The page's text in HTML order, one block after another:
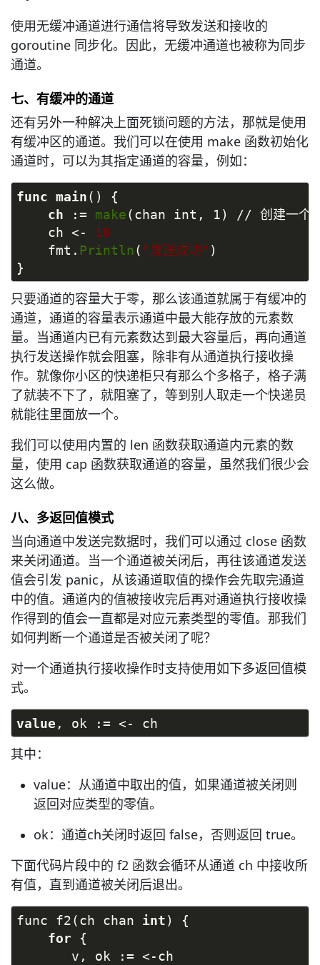
使用无缓冲通道进行通信将导致发送和接收的
goroutine 同步化。因此，无缓冲通道也被称为同步
通道。
七、有缓冲的通道
还有另外一种解决上面死锁问题的方法，那就是使用
有缓冲区的通道。我们可以在使用 make 函数初始化
通道时，可以为其指定通道的容量，例如：
func main() {
ch
:= make(chan int, 1) // 创建一个容
ch <-
10
fmt. Println ( "发送成功" )
}
只要通道的容量大于零，那么该通道就属于有缓冲的
通道，通道的容量表示通道中最大能存放的元素数
量。当通道内已有元素数达到最大容量后，再向通道
执行发送操作就会阻塞，除非有从通道执行接收操
作。就像你小区的快递柜只有那么个多格子，格子满
了就装不下了，就阻塞了，等到别人取走一个快递员
就能往里面放一个。
我们可以使用内置的 len 函数获取通道内元素的数
量，使用 cap 函数获取通道的容量，虽然我们很少会
这么做。
八、多返回值模式
当向通道中发送完数据时，我们可以通过 close 函数
来关闭通道。当一个通道被关闭后，再往该通道发送
值会引发 panic，从该通道取值的操作会先取完通道
中的值。通道内的值被接收完后再对通道执行接收操
作得到的值会一直都是对应元素类型的零值。那我们
如何判断一个通道是否被关闭了呢？
对一个通道执行接收操作时支持使用如下多返回值模
式。
value , ok := <- ch
其中：
value：从通道中取出的值，如果通道被关闭则
返回对应类型的零值。
ok：通道ch关闭时返回 false，否则返回 true。
下面代码片段中的 f2 函数会循环从通道 ch 中接收所
有值，直到通道被关闭后退出。
func f2(ch chan int) {
for {
v, ok := <-ch